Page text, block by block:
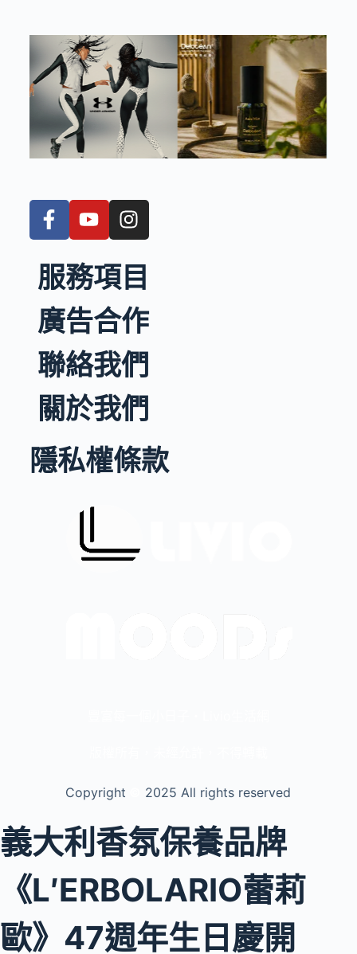
服務項目
廣告合作
聯絡我們
關於我們
隱私權條款
Copyright 2025 All rights reserved
義大利香氛保養品牌
《L′ERBOLARIO蕾莉
歐》47週年生日慶開